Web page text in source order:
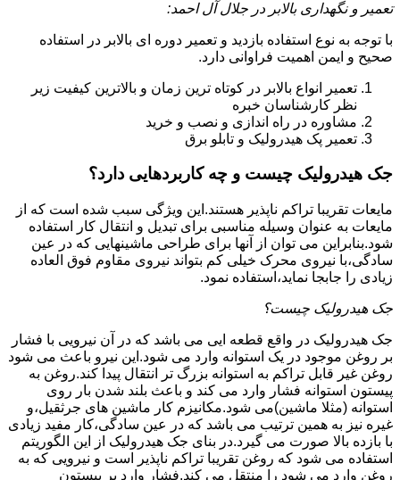
تعمیر و نگهداری بالابر در جلال آل احمد:
با توجه به نوع استفاده بازدید و تعمیر دوره ای بالابر در استفاده
صحیح و ایمن اهمیت فراوانی دارد.
تعمیر انواع بالابر در کوتاه ترین زمان و بالاترین کیفیت زیر
نظر کارشناسان خبره
مشاوره در راه اندازی و نصب و خرید
تعمیر پک هیدرولیک و تابلو برق
جک هیدرولیک چیست و چه کاربردهایی دارد؟
مایعات تقریبا تراکم ناپذیر هستند.این ویژگی سبب شده است که از
مایعات به عنوان وسیله مناسبی برای تبدیل و انتقال کار استفاده
شود.بنابراین می توان از آنها برای طراحی ماشینهایی که در عین
سادگی،با نیروی محرک خیلی کم بتواند نیروی مقاوم فوق العاده
زیادی را جابجا نماید،استفاده نمود.
جک هیدرولیک چیست؟
جک هیدرولیک در واقع قطعه ایی می باشد که در آن نیرویی با فشار
بر روغن موجود در یک استوانه وارد می شود.این نیرو باعث می شود
روغن غیر قابل تراکم به استوانه بزرگ تر انتقال پیدا کند.روغن به
پیستون استوانه فشار وارد می کند و باعث بلند شدن بار روی
استوانه (مثلا ماشین)می شود.مکانیزم کار ماشین های جرثقیل،و
غیره نیز به همین ترتیب می باشد که در عین سادگی،کار مفید زیادی
با بازده بالا صورت می گیرد.در بنای جک هیدرولیک از این الگوریتم
استفاده می شود که روغن تقریبا تراکم ناپذیر است و نیرویی که به
روغن وارد می شود را منتقل می کند.فشار وارد بر پیستون